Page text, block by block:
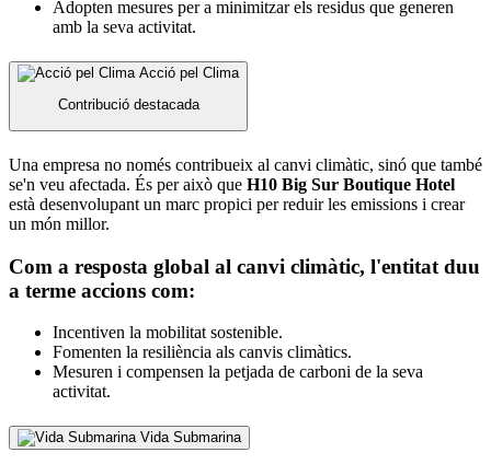
Adopten mesures per a minimitzar els residus que generen
amb la seva activitat.
Acció pel Clima
Contribució destacada
Una empresa no només contribueix al canvi climàtic, sinó que també
se'n veu afectada. És per això que H10 Big Sur Boutique Hotel
està desenvolupant un marc propici per reduir les emissions i crear
un món millor.
Com a resposta global al canvi climàtic, l'entitat duu
a terme accions com:
Incentiven la mobilitat sostenible.
Fomenten la resiliència als canvis climàtics.
Mesuren i compensen la petjada de carboni de la seva
activitat.
Vida Submarina